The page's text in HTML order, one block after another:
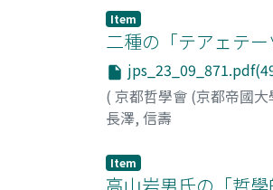
Item
二種の「テアェテー
( 京都哲學會 (京都帝國大
長澤, 信壽
Item
高山岩男氏の「哲